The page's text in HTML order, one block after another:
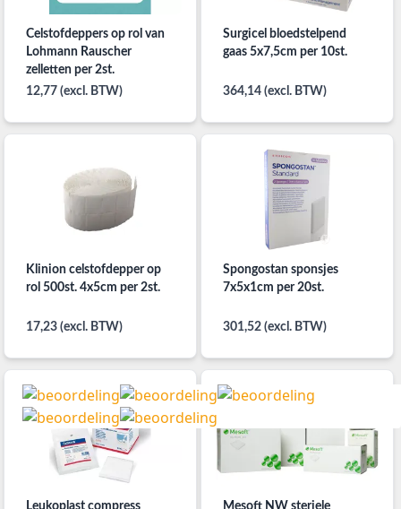
Celstofdeppers op rol van
Lohmann Rauscher
zelletten per 2st.
12,77 (excl. BTW)
Surgicel bloedstelpend
gaas 5x7,5cm per 10st.
364,14 (excl. BTW)
Klinion celstofdepper op
rol 500st. 4x5cm per 2st.
17,23 (excl. BTW)
Spongostan sponsjes
7x5x1cm per 20st.
301,52 (excl. BTW)
Leukoplast compress Mesoft NW steriele